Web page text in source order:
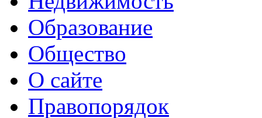
Образование
Общество
О сайте
Правопорядок